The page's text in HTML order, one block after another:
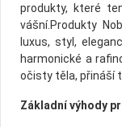
produkty, které
vášní.Produkty
luxus, styl,
harmonické a
očisty těla, přináší
Základní výhody